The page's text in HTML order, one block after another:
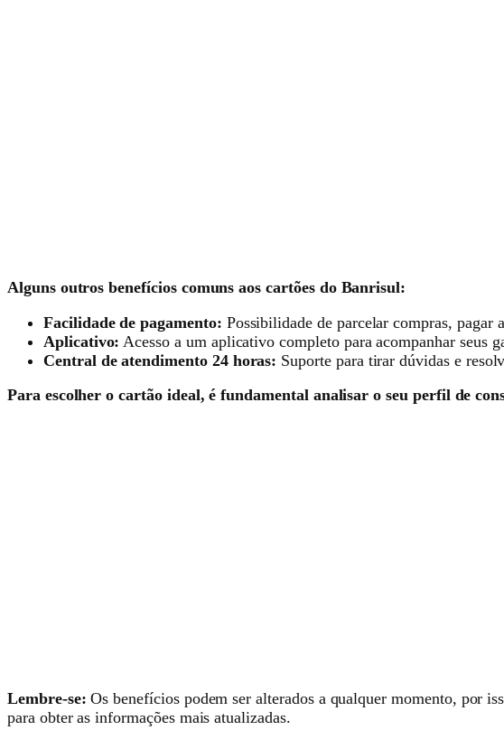
Alguns outros benefícios comuns aos cartões do Banrisul:
Facilidade de pagamento: Possibilidade de parcelar compras,
Aplicativo: Acesso a um aplicativo completo para acompanhar seus
Central de atendimento 24 horas: Suporte para tirar dúvidas e
Para escolher o cartão ideal, é fundamental analisar o seu perfil de
Lembre-se: Os benefícios podem ser alterados a qualquer momento, por
para obter as informações mais atualizadas.